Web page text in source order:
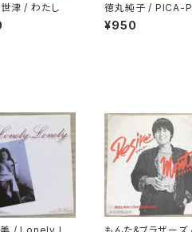
津 / わたし
徳丸純子 / PICA-
A
¥950